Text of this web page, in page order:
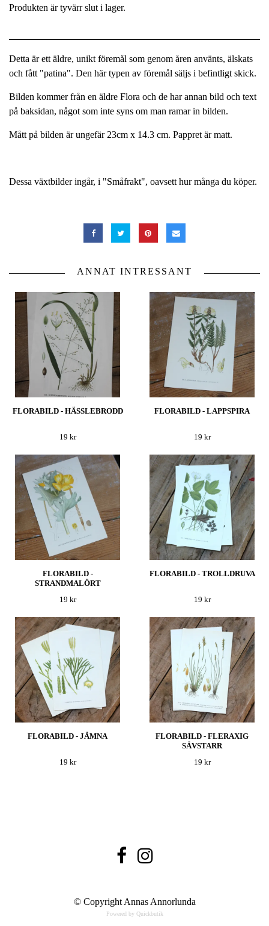
Produkten är tyvärr slut i lager.
Detta är ett äldre, unikt föremål som genom åren använts, älskats
och fått "patina". Den här typen av föremål säljs i befintligt skick.
Bilden kommer från en äldre Flora och de har annan bild och text
på baksidan, något som inte syns om man ramar in bilden.
Mått på bilden är ungefär 23cm x 14.3 cm. Pappret är matt.
Dessa växtbilder ingår, i "Småfrakt", oavsett hur många du köper.
ANNAT INTRESSANT
FLORABILD - HÄSSLEBRODD
19 kr
FLORABILD - LAPPSPIRA
19 kr
FLORABILD -
STRANDMALÖRT
19 kr
FLORABILD - TROLLDRUVA
19 kr
FLORABILD - JÄMNA
19 kr
FLORABILD - FLERAXIG
SÄVSTARR
19 kr
© Copyright Annas Annorlunda
Powered by Quickbutik